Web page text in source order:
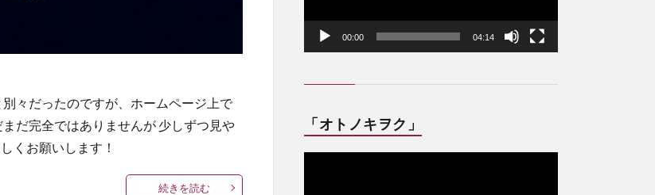
々だったのですが、ホームページ上で
だ完全ではありませんが 少しずつ見や
くお願いします！
続きを読む
00:00 04:14
「オトノキヲク」
動